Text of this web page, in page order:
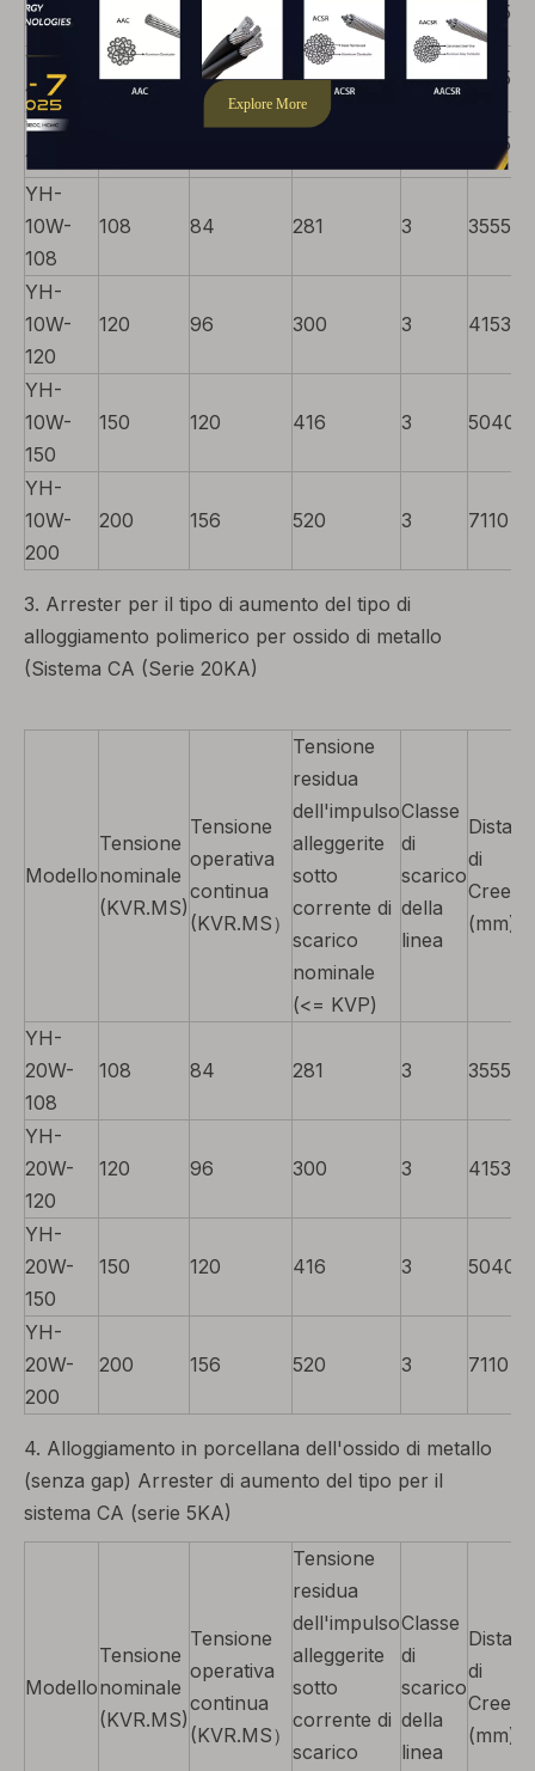
10W-84
84 244 2255
YH-
10W-90
90 72.5 249 2 2255
YH-
10W-96
3555
YH-
10W-
108
108 84 281 3 3555
YH-
10W-
120
120 96 300 3 4153
YH-
10W-
150
150 120 416 3 5040
YH-
10W-
200
200 156 520 3 7110
3. Arrester per il tipo di aumento del tipo di
alloggiamento polimerico per ossido di metallo
(Sistema CA (Serie 20KA)
Modello
Tensione
nominale
(KVR.MS)
Tensione
operativa
continua
(KVR.MS）
Tensione
residua
dell'impulso
alleggerite
sotto
corrente di
scarico
nominale
(<= KVP)
Classe
di
scarico
della
linea
di
(mm)
YH-
20W-
108
108 84 281 3 3555
YH-
20W-
120
120 96 300 3 4153
YH-
20W-
150
150 120 416 3 5040
YH-
20W-
200
200 156 520 3 7110
4. Alloggiamento in porcellana dell'ossido di metallo
(senza gap) Arrester di aumento del tipo per il
sistema CA (serie 5KA)
Modello
Tensione
nominale
(KVR.MS)
Tensione
operativa
continua
(KVR.MS）
Tensione
residua
dell'impulso
alleggerite
sotto
corrente di
scarico
Classe
di
scarico
della
linea
di
(mm)